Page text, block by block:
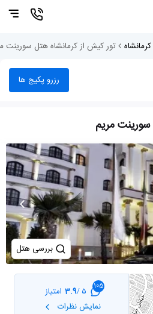
تور کیش از کرمانشاه هتل سورینت
رزرو پکیج ها
مریم
بررسی هتل
105
5 /
3.9 امتیاز
نمایش نظرات